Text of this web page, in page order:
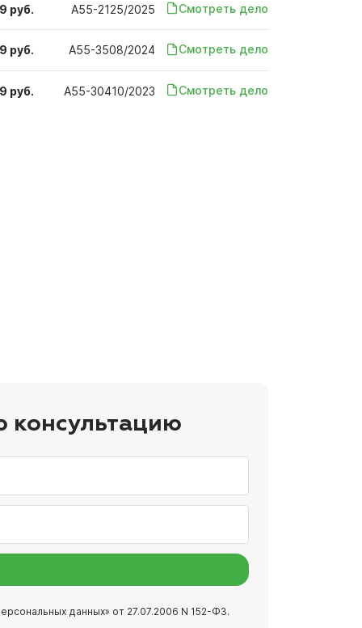
руб. А55-2125/2025 Смотреть дело
руб. А55-3508/2024 Смотреть дело
руб. А55-30410/2023 Смотреть дело
консультацию
данных» от 27.07.2006 N 152-ФЗ.